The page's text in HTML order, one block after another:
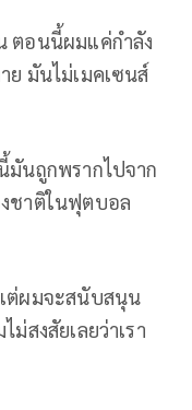
ตอนนี้ผมแค่กำลัง
ย มันไม่เมคเซนส์
นถูกพรากไปจาก
ชาติในฟุตบอล
ต่ผมจะสนับสนุน
สงสัยเลยว่าเรา